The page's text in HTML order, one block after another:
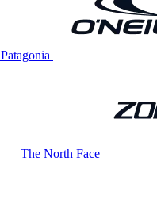
Patagonia
The North Face